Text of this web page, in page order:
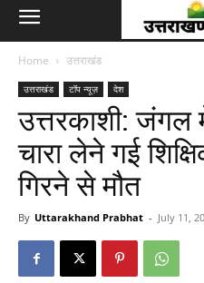
Home उत्तराखंड
उत्तराखंड टॉप न्यूज़ देश
उत्तरकाशी: जंगल
चारा लेने गई
गिरने से मौत
By Uttarakhand Prabhat - July 11,